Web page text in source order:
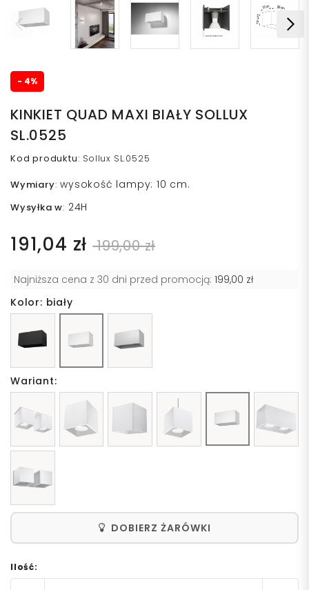
- 4%
KINKIET QUAD MAXI BIAŁY SOLLUX
SL.0525
Kod produktu: Sollux SL.0525
Wymiary: wysokość lampy: 10 cm.
Wysyłka w: 24H
191,04 zł 199,00 zł
Najniższa cena z 30 dni przed promocją: 199,00 zł
Kolor: biały
Wariant:
DOBIERZ ŻARÓWKI
Ilość: